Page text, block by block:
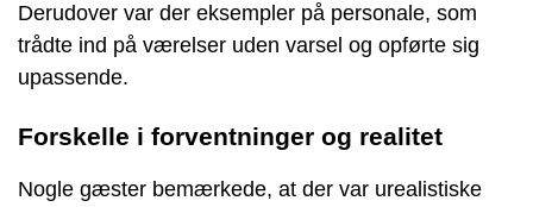
Derudover var der eksempler på personale, som
trådte ind på værelser uden varsel og opførte sig
upassende.
Forskelle i forventninger og realitet
Nogle gæster bemærkede, at der var urealistiske